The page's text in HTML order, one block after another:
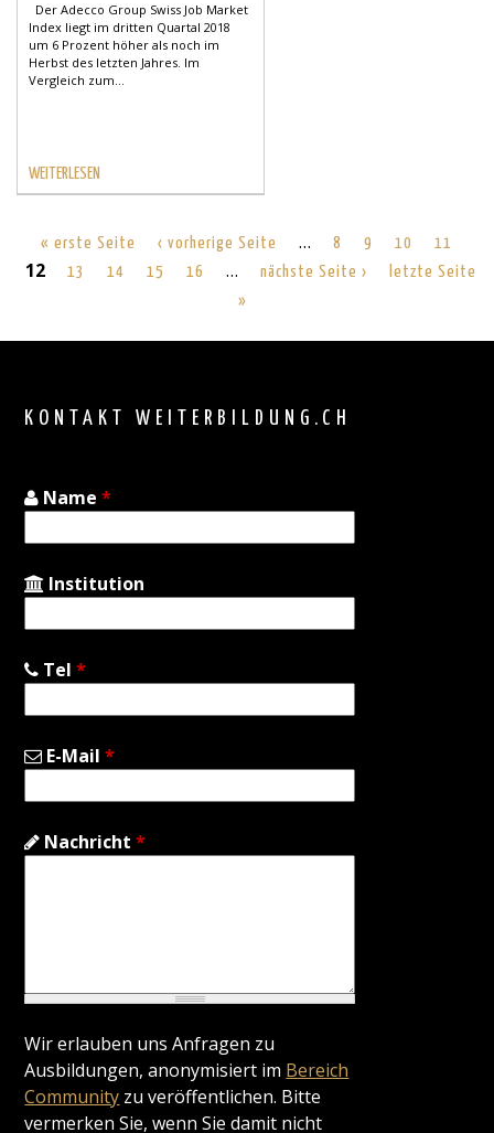
Der Adecco Group Swiss Job Market
Index liegt im dritten Quartal 2018
um 6 Prozent höher als noch im
Herbst des letzten Jahres. Im
Vergleich zum...
WEITERLESEN
« erste Seite ‹ vorherige Seite … 8 9 10 11
12 13 14 15 16 … nächste Seite ›
letzte Seite
»
top
KONTAKT WEITERBILDUNG.CH
Name*
Institution
Tel*
E-Mail*
Nachricht*
Wir erlauben uns Anfragen zu
Ausbildungen, anonymisiert im Bereich
Community zu veröffentlichen. Bitte
vermerken Sie, wenn Sie damit nicht